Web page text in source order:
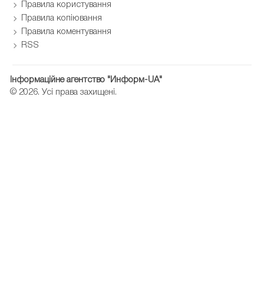
Правила користування
Правила копіювання
Правила коментування
RSS
Інформаційне агентство "Информ-UA"
© 2026. Усі права захищені.